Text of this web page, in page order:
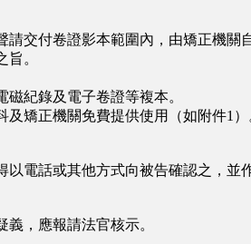
付卷證影本範圍內，由矯正機關
。
紀錄及電子卷證等複本。
矯正機關免費提供使用（如附件1）
話或其他方式向被告確認之，並作
，應報請法官核示。